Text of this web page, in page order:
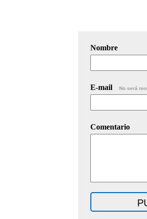
Nombre
E-mail No será
Comentario